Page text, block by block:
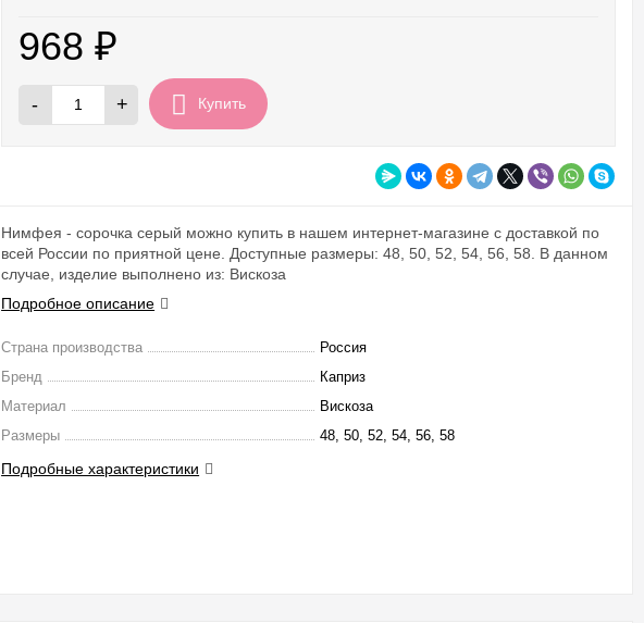
968₽
- + Купить
Нимфея - сорочка серый можно купить в нашем интернет-магазине с доставкой по
всей России по приятной цене. Доступные размеры: 48, 50, 52, 54, 56, 58. В данном
случае, изделие выполнено из: Вискоза
Подробное описание
Страна производства
Россия
Бренд
Каприз
Материал
Вискоза
Размеры
48, 50, 52, 54, 56, 58
Подробные характеристики